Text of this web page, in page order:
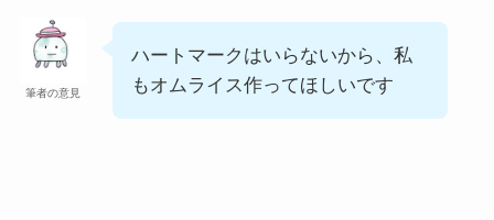
筆者の意見
ハートマークはいらないから、私
もオムライス作ってほしいです